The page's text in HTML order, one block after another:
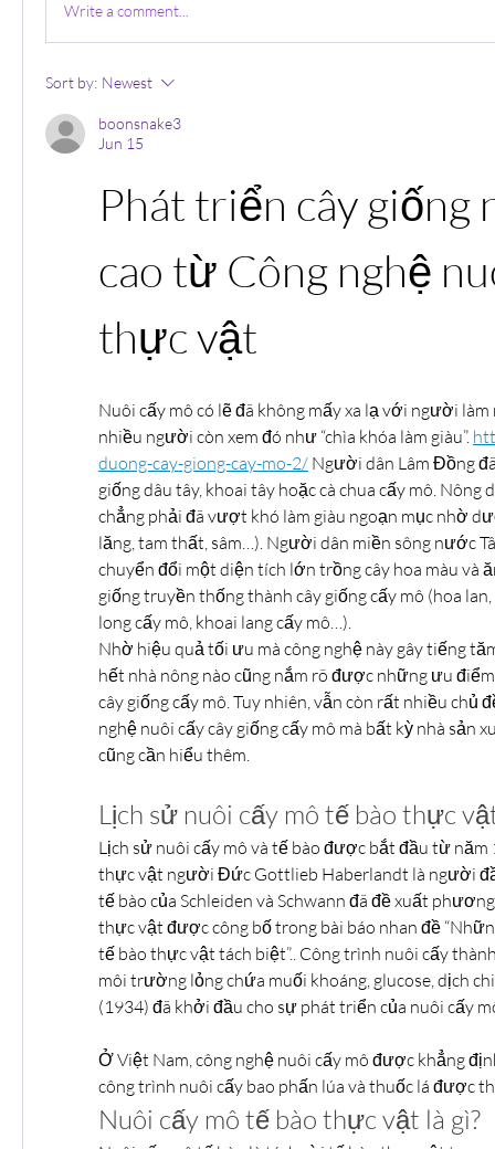
Write a comment...
Sort by: Newest
boonsnake3
Jun 15
Phát triển cây giống
cao từ Công nghệ
thực vật
Nuôi cấy mô có lẽ đã không mấy xa lạ với người
nhiều người còn xem đó như “chìa khóa làm giàu”.
duong-cay-giong-cay-mo-2/ Người dân Lâm Đồng
giống dâu tây, khoai tây hoặc cà chua cấy mô. Nông
chẳng phải đã vượt khó làm giàu ngoạn mục nhờ
lăng, tam thất, sâm…). Người dân miền sông nước
chuyển đổi một diện tích lớn trồng cây hoa màu và
giống truyền thống thành cây giống cấy mô (hoa
long cấy mô, khoai lang cấy mô…).
Nhờ hiệu quả tối ưu mà công nghệ này gây tiếng
hết nhà nông nào cũng nắm rõ được những ưu
cây giống cấy mô. Tuy nhiên, vẫn còn rất nhiều chủ
nghệ nuôi cấy cây giống cấy mô mà bất kỳ nhà sản
cũng cần hiểu thêm.
Lịch sử nuôi cấy mô tế bào thực
Lịch sử nuôi cấy mô và tế bào được bắt đầu từ năm
thực vật người Đức Gottlieb Haberlandt là người
tế bào của Schleiden và Schwann đã đề xuất
thực vật được công bố trong bài báo nhan đề
tế bào thực vật tách biệt”.. Công trình nuôi cấy
môi trường lỏng chứa muối khoáng, glucose, dịch
(1934) đã khởi đầu cho sự phát triển của nuôi cấy
Ở Việt Nam, công nghệ nuôi cấy mô được khẳng
công trình nuôi cấy bao phấn lúa và thuốc lá được
Nuôi cấy mô tế bào thực vật là gì?